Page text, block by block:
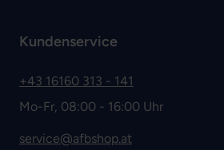
Kundenservice
+43 16160 313 - 141
Mo-Fr, 08:00 - 16:00 Uhr
service@afbshop.at